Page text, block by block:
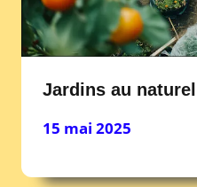
Jardins au
15 mai 2025